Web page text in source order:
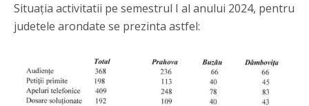
Situația activitatii pe semestrul I al anului 2024, pentru
judetele arondate se prezinta astfel: